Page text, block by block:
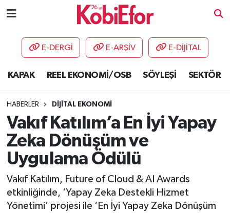
E-DERGİ E-ARŞİV E-DİJİTAL
KAPAK REEL EKONOMİ/OSB SÖYLEŞİ SEKTÖR
HABERLER DİJİTAL EKONOMİ
Vakıf Katılım’a En İyi Yapay
Zeka Dönüşüm ve
Uygulama Ödülü
Vakıf Katılım, Future of Cloud & AI Awards
etkinliğinde, ‘Yapay Zeka Destekli Hizmet
Yönetimi’ projesi ile ‘En İyi Yapay Zeka Dönüşüm
AKADEMİ
DESTEK-TEŞVİK
ETKİNLİK
GÜNCEL
HABERLER
KAPAK